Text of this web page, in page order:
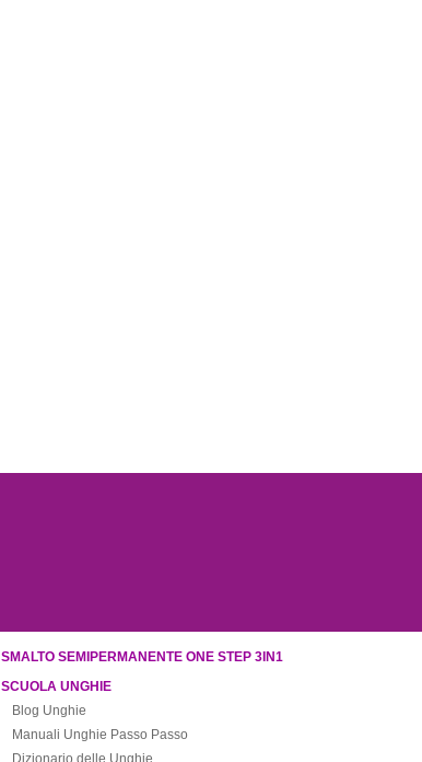
SMALTO SEMIPERMANENTE ONE STEP 3IN1
SCUOLA UNGHIE
Blog Unghie
Manuali Unghie Passo Passo